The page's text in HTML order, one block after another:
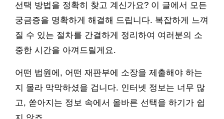
선택 방법을 정확히 찾고 계신가요? 이 글에서 모든
궁금증을 명확하게 해결해 드립니다. 복잡하게 느껴
질 수 있는 절차를 간결하게 정리하여 여러분의 소
중한 시간을 아껴드릴게요.
어떤 법원에, 어떤 재판부에 소장을 제출해야 하는
지 몰라 막막하셨을 겁니다. 인터넷 정보는 너무 많
고, 쏟아지는 정보 속에서 올바른 선택을 하기가 쉽